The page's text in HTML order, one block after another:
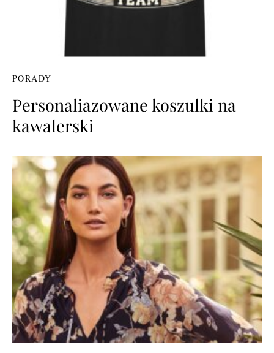
PORADY
Personaliazowane koszulki na
kawalerski